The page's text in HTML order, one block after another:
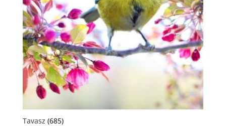
Tavasz (685)